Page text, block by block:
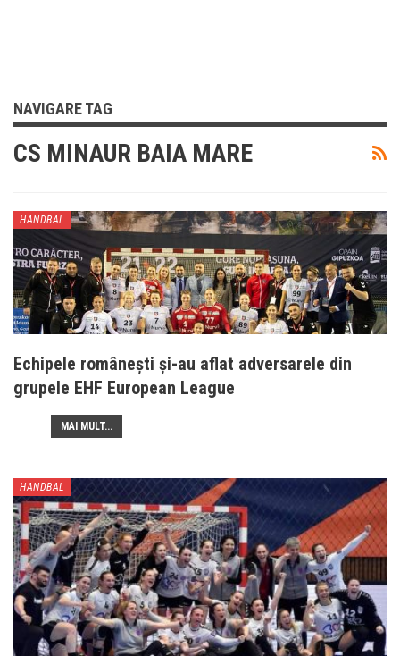
NAVIGARE TAG
CS MINAUR BAIA MARE
HANDBAL
Echipele românești și-au aflat adversarele din
grupele EHF European League
MAI MULT...
HANDBAL